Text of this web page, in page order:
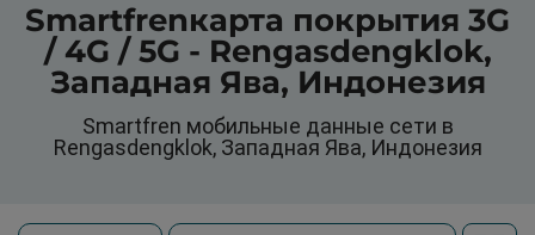
Smartfrenкарта покрытия 3G
/ 4G / 5G - Rengasdengklok,
Западная Ява, Индонезия
Smartfren мобильные данные сети в
Rengasdengklok, Западная Ява, Индонезия